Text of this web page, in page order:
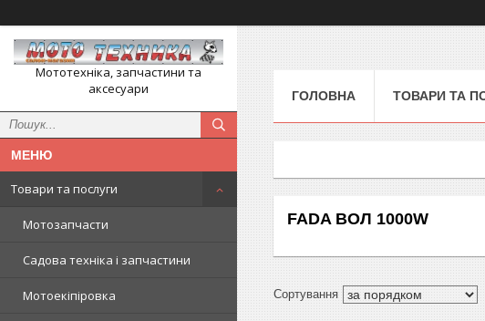
Мототехніка, запчастини та
аксесуари
Товари та послуги
Мотозапчасти
Садова техніка і запчастини
Мотоекіпіровка
ГОЛОВНА ТОВАРИ ТА
FADA ВОЛ 1000W